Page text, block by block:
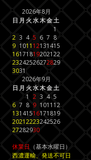
2026年8月
日月火水木金土
1
2 3 4 5 6 7 8
9 1011 12131415
16171819202122
23242526272829
3031
2026年9月
日月 火水木金土
1 2 3 4 5
6 7 8 9 1011 12
13141516171819
20212223242526
27282930
休業日 （基本水曜日）
西濃運輸、発送不可日